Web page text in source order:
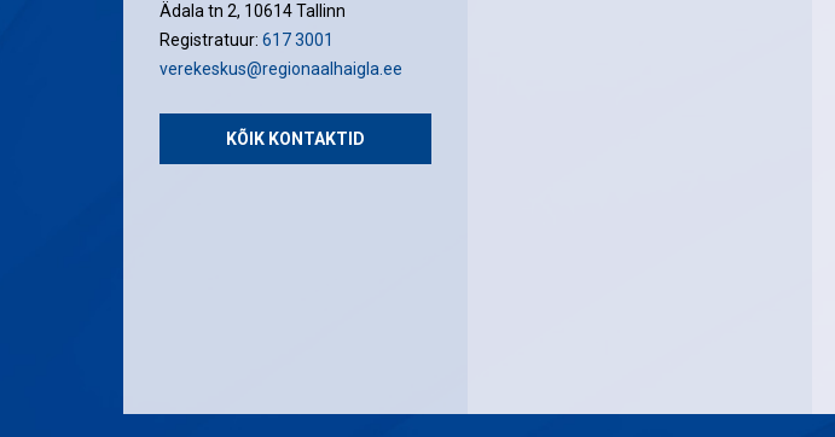
Ädala tn 2, 10614 Tallinn
Registratuur: 617 3001
verekeskus@regionaalhaigla.ee
KÕIK KONTAKTID